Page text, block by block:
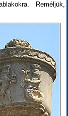
Reméljük,